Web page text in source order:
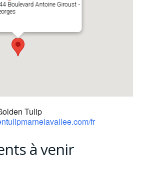
Boulevard Antoine Giroust -
Tulip
fr
à venir